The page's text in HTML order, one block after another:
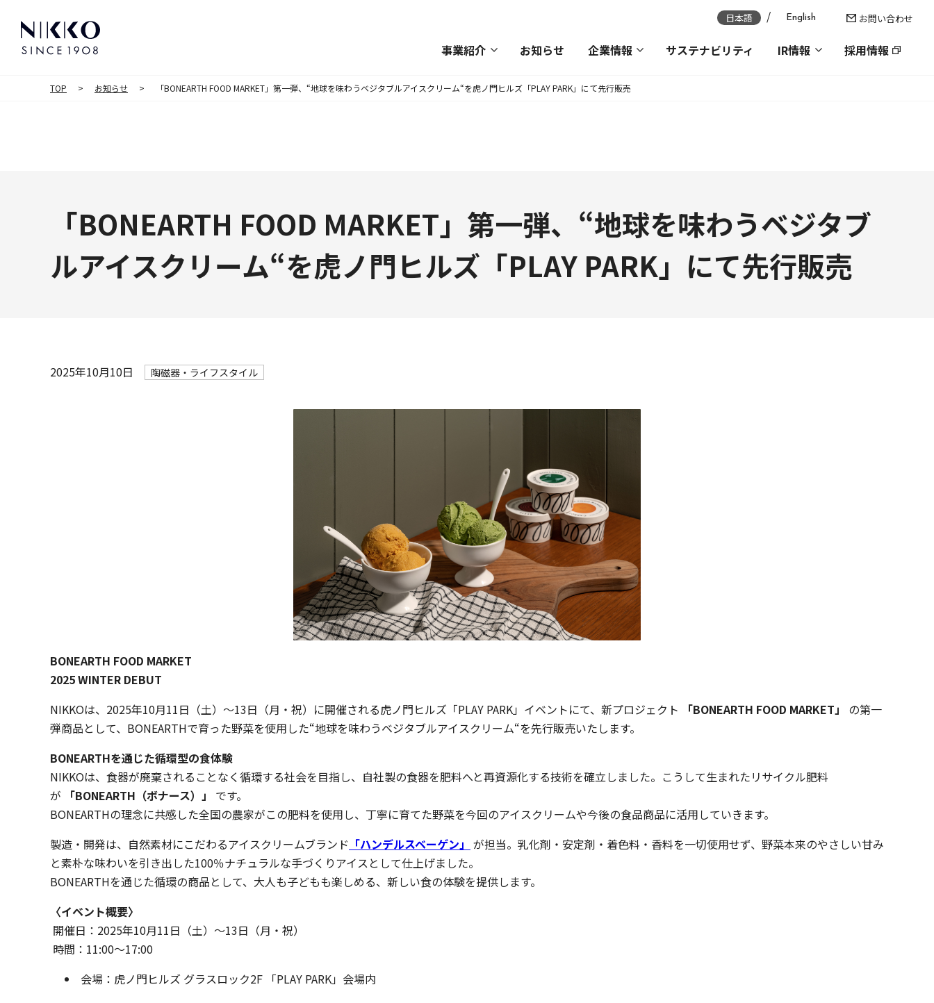
日本語 English お問い合わせ
事業紹介 お知らせ 企業情報 サステナビリティ IR情報 採用情報
TOP お知らせ 「BONEARTH FOOD MARKET」第一弾、“地球を味わうベジタブルアイスクリーム“を虎ノ門ヒルズ「PLAY PARK」にて先行販売
「BONEARTH FOOD MARKET」第一弾、“地球を味わうベジタブ
ルアイスクリーム“を虎ノ門ヒルズ「PLAY PARK」にて先行販売
2025年10月10日 陶磁器・ライフスタイル
BONEARTH FOOD MARKET
2025 WINTER DEBUT
NIKKOは、2025年10月11日（土）〜13日（月・祝）に開催される虎ノ門ヒルズ「PLAY PARK」イベントにて、新プロジェクト
「BONEARTH FOOD MARKET」
の第一
弾商品として、BONEARTHで育った野菜を使用した“地球を味わうベジタブルアイスクリーム“を先行販売いたします。
BONEARTHを通じた循環型の食体験
NIKKOは、食器が廃棄されることなく循環する社会を目指し、自社製の食器を肥料へと再資源化する技術を確立しました。こうして生まれたリサイクル肥料
が
「BONEARTH（ボナース）」
です。
BONEARTHの理念に共感した全国の農家がこの肥料を使用し、丁寧に育てた野菜を今回のアイスクリームや今後の食品商品に活用していきます。
製造・開発は、自然素材にこだわるアイスクリームブランド 「ハンデルスベーゲン」 が担当。乳化剤・安定剤・着色料・香料を一切使用せず、野菜本来のやさしい甘み
と素朴な味わいを引き出した100％ナチュラルな手づくりアイスとして仕上げました。
BONEARTHを通じた循環の商品として、大人も子どもも楽しめる、新しい食の体験を提供します。
〈イベント概要〉
開催日：2025年10月11日（土）〜13日（月・祝）
時間：11:00〜17:00
会場：虎ノ門ヒルズ グラスロック2F 「PLAY PARK」会場内